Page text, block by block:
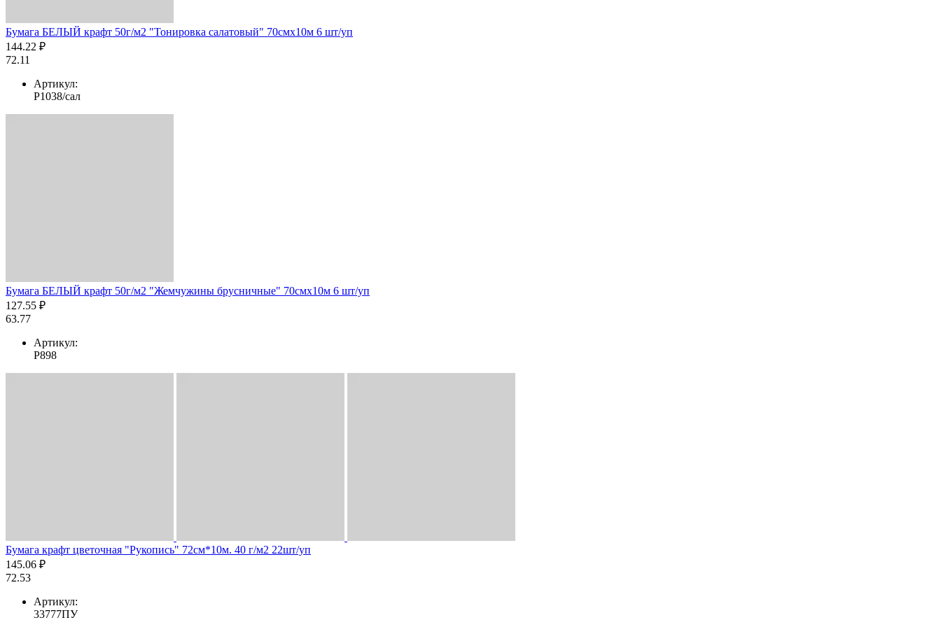
Бумага БЕЛЫЙ крафт 50г/м2 "Тонировка салатовый" 70смх10м 6 шт/уп
144.22 ₽
72.11
Артикул:
Р1038/сал
Бумага БЕЛЫЙ крафт 50г/м2 "Жемчужины брусничные" 70смх10м 6 шт/уп
127.55 ₽
63.77
Артикул:
Р898
Бумага крафт цветочная "Рукопись" 72см*10м. 40 г/м2 22шт/уп
145.06 ₽
72.53
Артикул:
33777ПУ